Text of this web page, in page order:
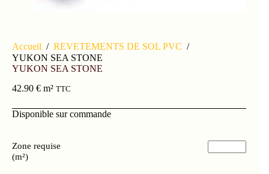
Accueil / REVETEMENTS DE SOL PVC /
YUKON SEA STONE
YUKON SEA STONE
42.90 € m² TTC
Disponible sur commande
Zone requise
(m²)